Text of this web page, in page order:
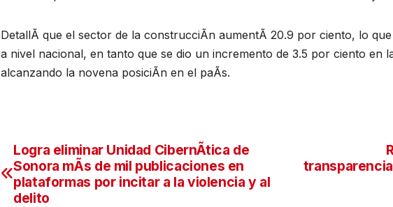
DetallÃ que el sector de la construcciÃn aumentÃ 20.9 por ciento, lo
a nivel nacional, en tanto que se dio un incremento de 3.5 por ciento en
alcanzando la novena posiciÃn en el paÃs.
Navegación
de
Logra eliminar Unidad CibernÃtica de
Sonora mÃs de mil publicaciones en
plataformas por incitar a la violencia y al
delito